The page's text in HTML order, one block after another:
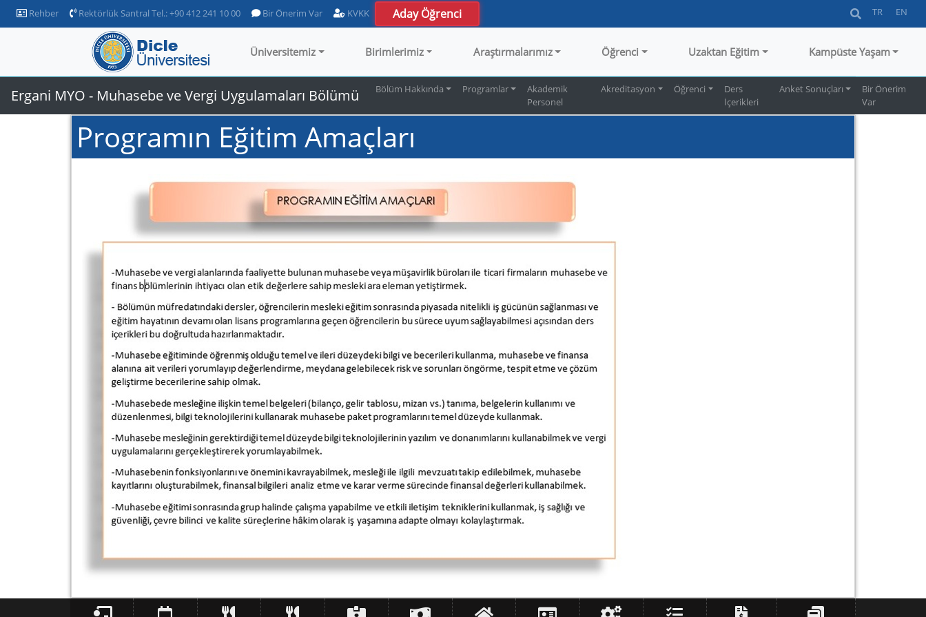
Rehber Rektörlük Santral Tel.: +90 412 241 10 00 Bir Önerim Var KVKK Aday Öğrenci TR EN
Üniversitemiz Birimlerimiz Araştırmalarımız Öğrenci Uzaktan Eğitim Kampüste Yaşam
Ergani MYO - Muhasebe ve Vergi Uygulamaları Bölümü Bölüm Hakkında Programlar
Akademik
Personel
Akreditasyon Öğrenci
Ders
İçerikleri
Anket Sonuçları
Bir Önerim
Var
Programın Eğitim Amaçları